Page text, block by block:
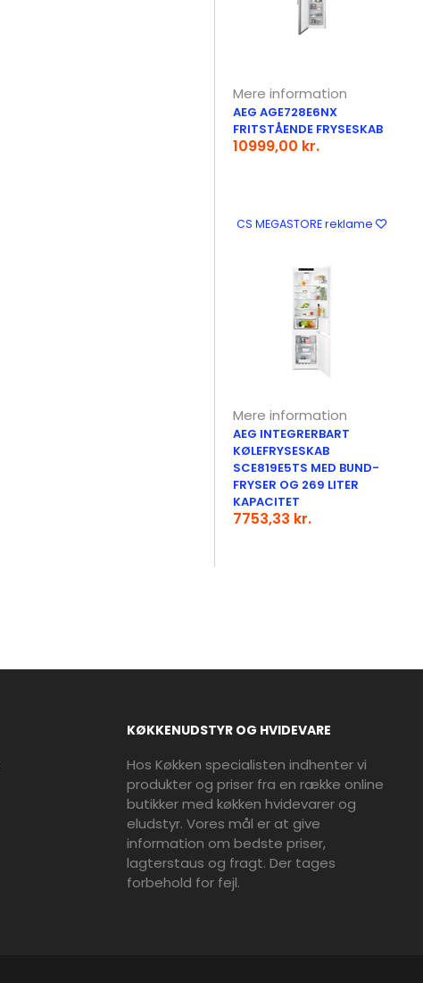
Mere information
AEG AGE728E6NX
FRITSTÅENDE FRYSESKAB
10999,00 kr.
CS MEGASTORE reklame
Mere information
AEG INTEGRERBART
KØLEFRYSESKAB
SCE819E5TS MED BUND-
FRYSER OG 269 LITER
KAPACITET
7753,33 kr.
KØKKENUDSTYR OG HVIDEVARE
Hos Køkken specialisten indhenter vi
produkter og priser fra en række online
butikker med køkken hvidevarer og
eludstyr. Vores mål er at give
information om bedste priser,
lagterstaus og fragt. Der tages
forbehold for fejl.